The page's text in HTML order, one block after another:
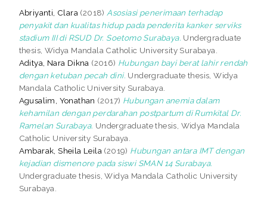
Abriyanti, Clara (2018) Asosiasi penerimaan terhadap
penyakit dan kualitas hidup pada penderita kanker serviks
stadium III di RSUD Dr. Soetomo Surabaya. Undergraduate
thesis, Widya Mandala Catholic University Surabaya.
Aditya, Nara Dikna (2016) Hubungan bayi berat lahir rendah
dengan ketuban pecah dini. Undergraduate thesis, Widya
Mandala Catholic University Surabaya.
Agusalim, Yonathan (2017) Hubungan anemia dalam
kehamilan dengan perdarahan postpartum di Rumkital Dr.
Ramelan Surabaya. Undergraduate thesis, Widya Mandala
Catholic University Surabaya.
Ambarak, Sheila Leila (2019) Hubungan antara IMT dengan
kejadian dismenore pada siswi SMAN 14 Surabaya.
Undergraduate thesis, Widya Mandala Catholic University
Surabaya.